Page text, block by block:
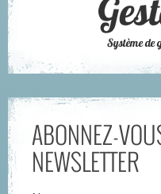
ABONNEZ-
NEWSLETTER